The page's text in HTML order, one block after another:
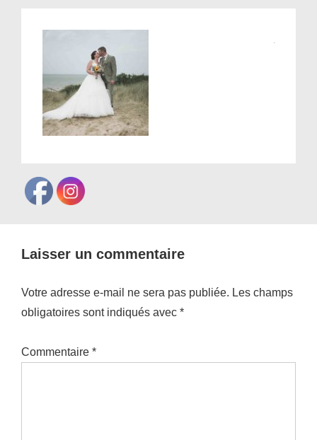
Laisser un commentaire
Votre adresse e-mail ne sera pas publiée. Les champs
obligatoires sont indiqués avec *
Commentaire *